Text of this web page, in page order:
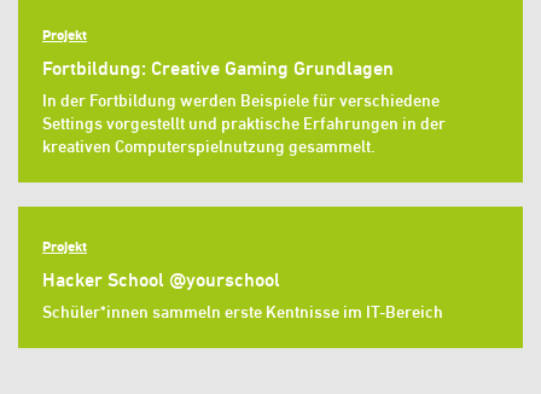
Projekt
Fortbildung: Creative Gaming Grundlagen
In der Fortbildung werden Beispiele für verschiedene
Settings vorgestellt und praktische Erfahrungen in der
kreativen Computerspielnutzung gesammelt.
Projekt
Hacker School @yourschool
Schüler*innen sammeln erste Kentnisse im IT-Bereich